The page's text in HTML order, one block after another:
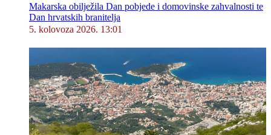
Makarska obilježila Dan pobjede i domovinske zahvalnosti te
Dan hrvatskih branitelja
5. kolovoza 2026. 13:01